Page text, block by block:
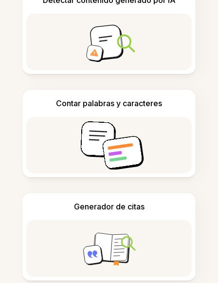
Contar palabras y caracteres
Generador de citas